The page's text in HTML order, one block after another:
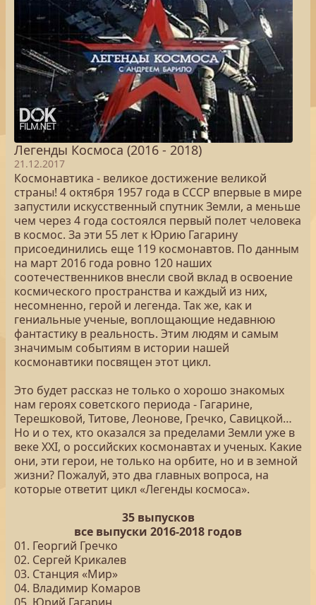
Легенды Космоса (2016 - 2018)
21.12.2017
Космонавтика - великое достижение великой
страны! 4 октября 1957 года в СССР впервые в мире
запустили искусственный спутник Земли, а меньше
чем через 4 года состоялся первый полет человека
в космос. За эти 55 лет к Юрию Гагарину
присоединились еще 119 космонавтов. По данным
на март 2016 года ровно 120 наших
соотечественников внесли свой вклад в освоение
космического пространства и каждый из них,
несомненно, герой и легенда. Так же, как и
гениальные ученые, воплощающие недавнюю
фантастику в реальность. Этим людям и самым
значимым событиям в истории нашей
космонавтики посвящен этот цикл.
Это будет рассказ не только о хорошо знакомых
нам героях советского периода - Гагарине,
Терешковой, Титове, Леонове, Гречко, Савицкой…
Но и о тех, кто оказался за пределами Земли уже в
веке XXI, о российских космонавтах и ученых. Какие
они, эти герои, не только на орбите, но и в земной
жизни? Пожалуй, это два главных вопроса, на
которые ответит цикл «Легенды космоса».
35 выпусков
все выпуски 2016-2018 годов
01. Георгий Гречко
02. Сергей Крикалев
03. Станция «Мир»
04. Владимир Комаров